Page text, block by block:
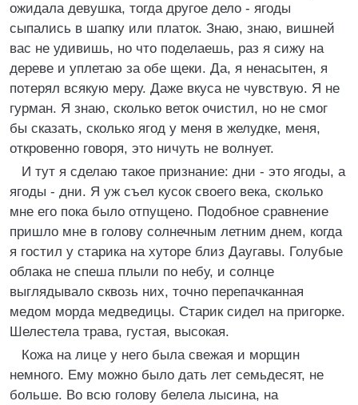
ожидала девушка, тогда другое дело - ягоды
сыпались в шапку или платок. Знаю, знаю, вишней
вас не удивишь, но что поделаешь, раз я сижу на
дереве и уплетаю за обе щеки. Да, я ненасытен, я
потерял всякую меру. Даже вкуса не чувствую. Я не
гурман. Я знаю, сколько веток очистил, но не смог
бы сказать, сколько ягод у меня в желудке, меня,
откровенно говоря, это ничуть не волнует.
И тут я сделаю такое признание: дни - это ягоды, а
ягоды - дни. Я уж съел кусок своего века, сколько
мне его пока было отпущено. Подобное сравнение
пришло мне в голову солнечным летним днем, когда
я гостил у старика на хуторе близ Даугавы. Голубые
облака не спеша плыли по небу, и солнце
выглядывало сквозь них, точно перепачканная
медом морда медведицы. Старик сидел на пригорке.
Шелестела трава, густая, высокая.
Кожа на лице у него была свежая и морщин
немного. Ему можно было дать лет семьдесят, не
больше. Во всю голову белела лысина, на